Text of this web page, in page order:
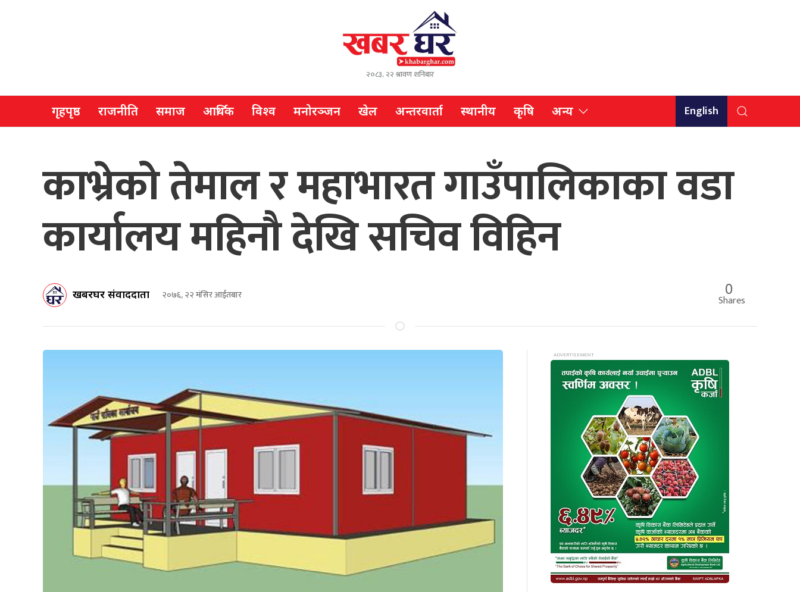
२०८३, २२ श्रावण शनिबार
गृहपृष्ठ राजनीति समाज आर्थिक विश्व मनोरञ्जन खेल अन्तरवार्ता स्थानीय कृषि अन्य English
काभ्रेको तेमाल र महाभारत गाउँपालिकाका वडा
कार्यालय महिनौ देखि सचिव विहिन
खबरघर संवाददाता २०७६, २२ मंसिर आईतबार 0
Shares